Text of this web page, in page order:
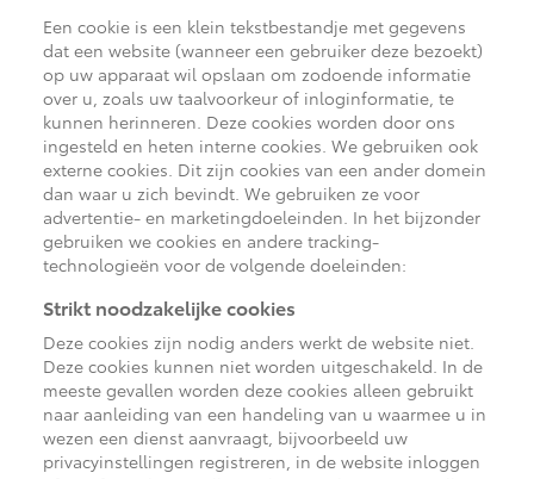
Vanaf € 37.995,- Vanaf € 49.995,-
bZ4X
BATTERIJ-ELEKTRISCH
Vanaf € 39.995,-
bZ4X Touring
BATTERIJ-ELEKTRISCH
Vanaf € 48.995,-
Mirai
WATERSTOF-ELEKTRISCH
Proace City (excl. BTW)
OOK ALS BATTERIJ-
ELEKTRISCH
Abonnementen
Multimedia
Connected check
Navigatie updates
Een cookie is een klein tekstbestandje met gegevens
dat een website (wanneer een gebruiker deze bezoekt)
op uw apparaat wil opslaan om zodoende informatie
over u, zoals uw taalvoorkeur of inloginformatie, te
kunnen herinneren. Deze cookies worden door ons
ingesteld en heten interne cookies. We gebruiken ook
externe cookies. Dit zijn cookies van een ander domein
dan waar u zich bevindt. We gebruiken ze voor
advertentie- en marketingdoeleinden. In het bijzonder
gebruiken we cookies en andere tracking-
technologieën voor de volgende doeleinden:
Strikt noodzakelijke cookies
Deze cookies zijn nodig anders werkt de website niet.
Deze cookies kunnen niet worden uitgeschakeld. In de
meeste gevallen worden deze cookies alleen gebruikt
naar aanleiding van een handeling van u waarmee u in
wezen een dienst aanvraagt, bijvoorbeeld uw
privacyinstellingen registreren, in de website inloggen